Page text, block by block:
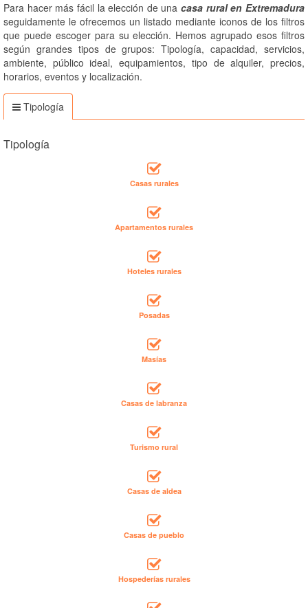
Para hacer más fácil la elección de unacasa rural en Extremadura
seguidamente le ofrecemos un listado mediante iconos de los filtros
que puede escoger para su elección. Hemos agrupado esos filtros
según grandes tipos de grupos: Tipología, capacidad, servicios,
ambiente, público ideal, equipamientos, tipo de alquiler, precios,
horarios, eventos y localización.
Tipología
Tipología
Casas rurales
Apartamentos rurales
Hoteles rurales
Posadas
Masías
Casas de labranza
Turismo rural
Casas de aldea
Casas de pueblo
Hospederías rurales